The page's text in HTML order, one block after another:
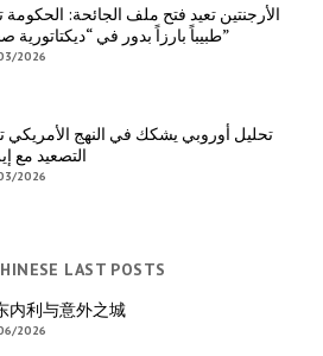
الأرجنتين تعيد فتح ملف الجائحة: الحكومة
طبيباً بارزاً بدور في “ديكتاتورية صحية”
2026
تحليل أوروبي يشكك في النهج الأمريكي
التصعيد مع
2026
LAST POSTS
内利与意外之城
2026